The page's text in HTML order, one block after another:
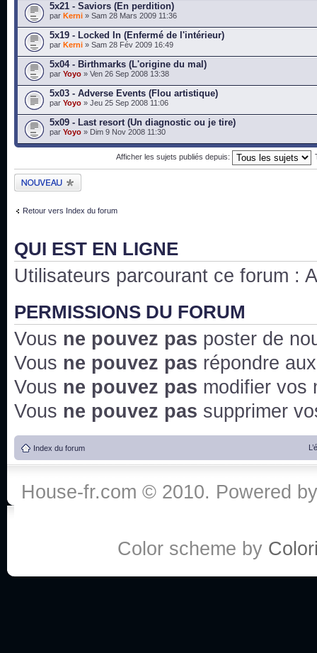
5x21 - Saviors (En perdition)
par Kerni » Sam 28 Mars 2009 11:36
5x19 - Locked In (Enfermé de l'intérieur)
par Kerni » Sam 28 Fév 2009 16:49
5x04 - Birthmarks (L'origine du mal)
par Yoyo » Ven 26 Sep 2008 13:38
5x03 - Adverse Events (Flou artistique)
par Yoyo » Jeu 25 Sep 2008 11:06
5x09 - Last resort (Un diagnostic ou je tire)
par Yoyo » Dim 9 Nov 2008 11:30
Afficher les sujets publiés depuis:
Publier un nouveau
sujet
Retour vers Index du forum
QUI EST EN LIGNE
Utilisateurs parcourant ce forum :
PERMISSIONS DU FORUM
Vous ne pouvez pas poster de
Vous ne pouvez pas répondre
Vous ne pouvez pas modifier vos
Vous ne pouvez pas supprimer
Index du forum
House-fr.com © 2010. Powered
Color scheme by